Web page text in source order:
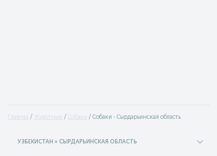
Главная Животные Собаки Собаки - Сырдарьинская область
УЗБЕКИСТАН » СЫРДАРЬИНСКАЯ ОБЛАСТЬ